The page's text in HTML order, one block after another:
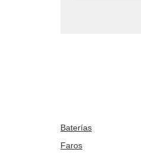
Baterías
Faros